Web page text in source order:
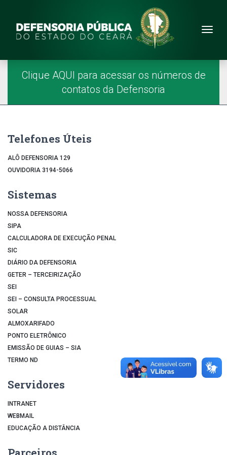
Site da Defensoria
Menu Principal
Página Inicial
Clique AQUI para acessar os números de
contatos da Defensoria
Telefones Úteis
ALÔ DEFENSORIA 129
OUVIDORIA 3194-5066
Sistemas
NOSSA DEFENSORIA
SIPA
CALCULADORA DE EXECUÇÃO PENAL
SIC
DIÁRIO DA DEFENSORIA
GETER – TERCEIRIZAÇÃO
SEI
SEI – CONSULTA PROCESSUAL
SOLAR
ALMOXARIFADO
PONTO ELETRÔNICO
EMISSÃO DE GUIAS – SIA
TERMO ND
Servidores
INTRANET
WEBMAIL
EDUCAÇÃO A DISTÂNCIA